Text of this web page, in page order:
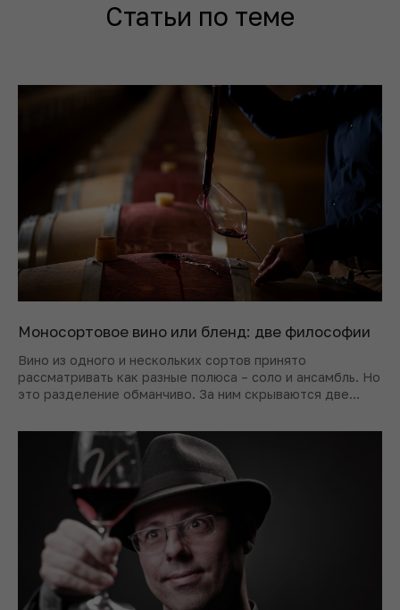
Статьи по теме
Моносортовое вино или бленд: две философии
Вино из одного и нескольких сортов принято
рассматривать как разные полюса – соло и ансамбль. Но
это разделение обманчиво. За ним скрываются две
в них.